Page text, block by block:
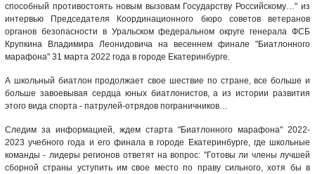
способный противостоять новым вызовам Государству Российскому…" из
интервью Председателя Координационного бюро советов ветеранов
органов безопасности в Уральском федеральном округе генерала ФСБ
Крупкина Владимира Леонидовича на весеннем финале "Биатлонного
марафона" 31 марта 2022 года в городе Екатеринбурге.
А школьный биатлон продолжает свое шествие по стране, все больше и
больше завоевывая сердца юных биатлонистов, а из истории развития
этого вида спорта - патрулей-отрядов пограничников…
Следим за информацией, ждем старта "Биатлонного марафона" 2022-
2023 учебного года и его финала в городе Екатеринбурге, где школьные
команды - лидеры регионов ответят на вопрос: "Готовы ли члены лучшей
сборной страны уступить им свое место по праву сильного, хотя бы в